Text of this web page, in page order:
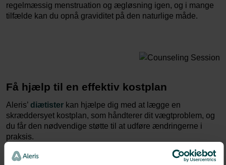
regelmæssig menstruation og ægløsning igen, og i mange
tilfælde kan du opnå graviditet på den naturlige måde.
Få hjælp til en effektiv kostplan
Aleris’ diætister kan hjælpe dig med at lægge en
skræddersyet kostplan, som håndterer dit vægtproblem, og
du får den nødvendige støtte til at udføre ændringerne i
praksis.
Ændringer i kosten bør ske før og under